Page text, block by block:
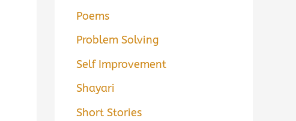
Poems
Problem Solving
Self Improvement
Shayari
Short Stories